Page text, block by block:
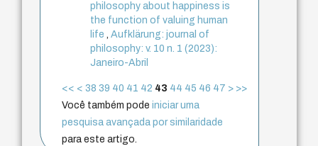
philosophy about happiness is
the function of valuing human
life,Aufklärung: journal of
philosophy: v. 10 n. 1 (2023):
Janeiro-Abril
<< < 38 39 40 41 42 43 44 45 46 47 > >>
Você também podeiniciar uma
pesquisa avançada por similaridade
para este artigo.